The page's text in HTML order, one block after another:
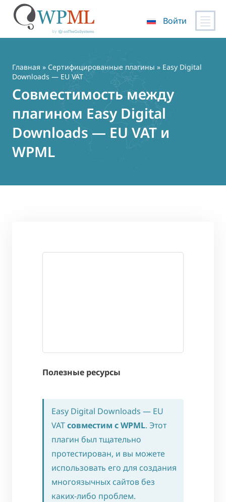
содержимому
Войти
Главная » Сертифицированные плагины » Easy Digital
Downloads — EU VAT
Совместимость между
плагином Easy Digital
Downloads — EU VAT и
WPML
Полезные ресурсы
Easy Digital Downloads — EU
VATсовместим с WPML. Этот
плагин был тщательно
протестирован, и вы можете
использовать его для создания
многоязычных сайтов без
каких-либо проблем.